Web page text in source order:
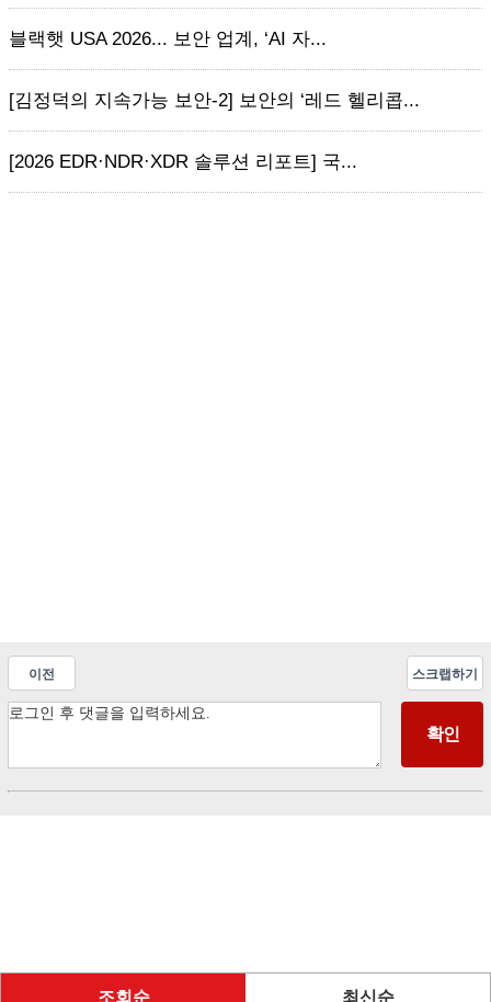
블랙햇 USA 2026... 보안 업계, ‘AI 자...
[김정덕의 지속가능 보안-2] 보안의 ‘레드 헬리콥...
[2026 EDR·NDR·XDR 솔루션 리포트] 국...
이전 스크랩하기
조회순 최신순